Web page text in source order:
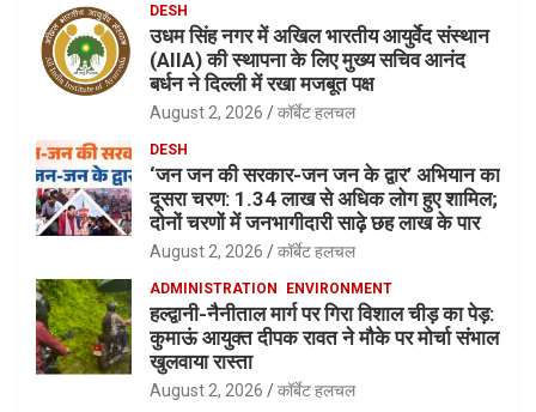
DESH
उधम सिंह नगर में अखिल भारतीय आयुर्वेद संस्थान
(AIIA) की स्थापना के लिए मुख्य सचिव आनंद
बर्धन ने दिल्ली में रखा मजबूत पक्ष
August 2, 2026 कॉर्बेट हलचल
DESH
‘जन जन की सरकार-जन जन के द्वार’ अभियान का
दूसरा चरण: 1.34 लाख से अधिक लोग हुए शामिल;
दोनों चरणों में जनभागीदारी साढ़े छह लाख के पार
August 2, 2026 कॉर्बेट हलचल
ADMINISTRATION ENVIRONMENT
हल्द्वानी-नैनीताल मार्ग पर गिरा विशाल चीड़ का पेड़:
कुमाऊं आयुक्त दीपक रावत ने मौके पर मोर्चा संभाल
खुलवाया रास्ता
August 2, 2026 कॉर्बेट हलचल